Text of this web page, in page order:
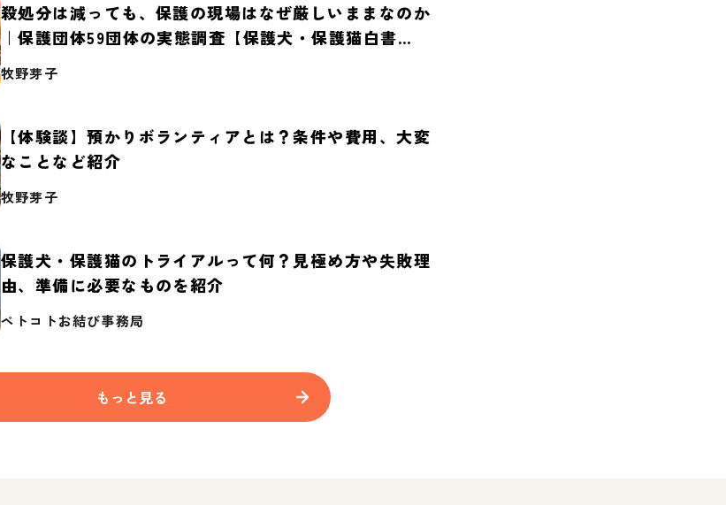
殺処分は減っても、保護の現場はなぜ厳しいままなのか
｜保護団体59団体の実態調査【保護犬・保護猫白書
2026】
牧野芽子
【体験談】預かりボランティアとは？条件や費用、大変
なことなど紹介
牧野芽子
保護犬・保護猫のトライアルって何？見極め方や失敗理
由、準備に必要なものを紹介
ペトコトお結び事務局
もっと見る